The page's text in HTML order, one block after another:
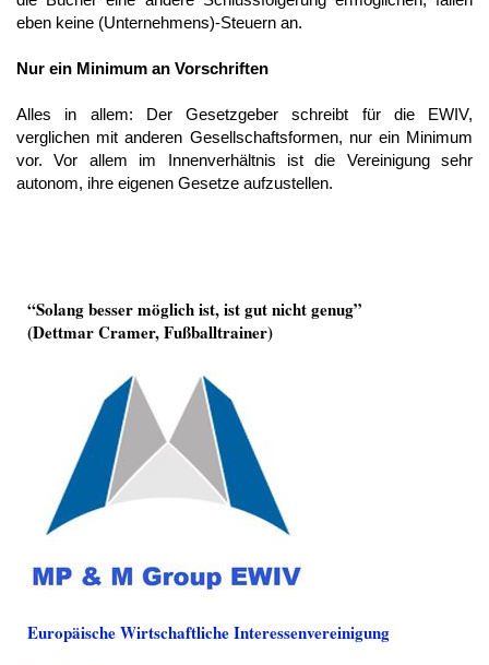
eben keine (Unternehmens)-Steuern an.
Nur ein Minimum an Vorschriften
Alles in allem: Der Gesetzgeber schreibt für die EWIV,
verglichen mit anderen Gesellschaftsformen, nur ein Minimum
vor. Vor allem im Innenverhältnis ist die Vereinigung sehr
autonom, ihre eigenen Gesetze aufzustellen.
“Solang besser möglich ist, ist gut nicht genug”
(Dettmar Cramer, Fußballtrainer)
Europäische Wirtschaftliche Interessenvereinigung